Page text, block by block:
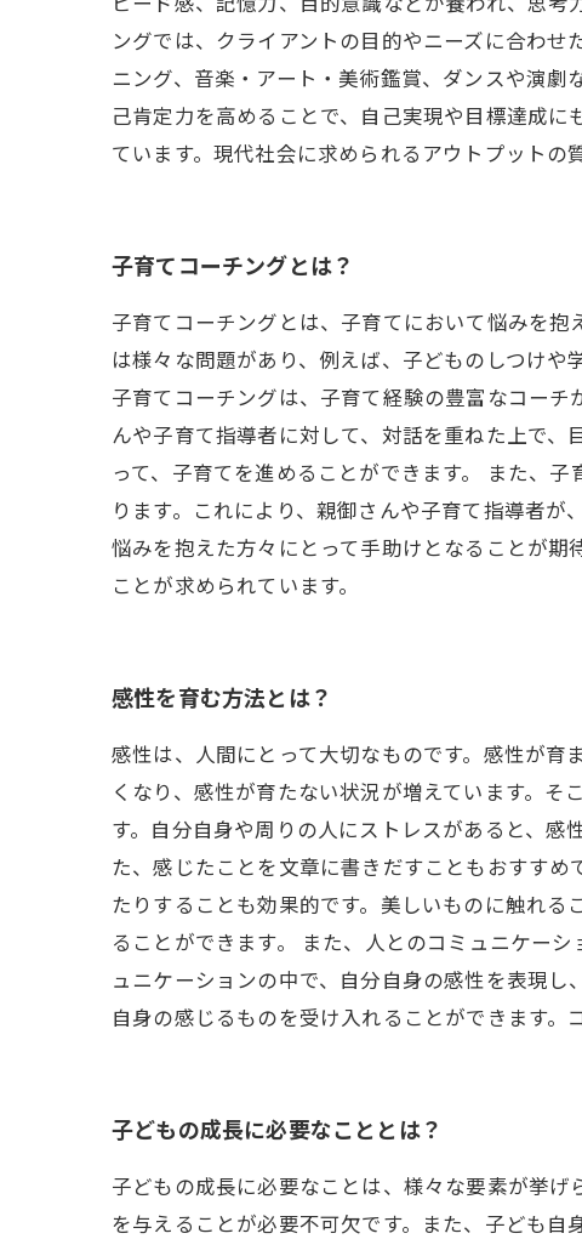
ングでは、クライアントの目的やニーズに合わ
ニング、音楽・アート・美術鑑賞、ダンスや演劇
己肯定力を高めることで、自己実現や目標達成
ています。現代社会に求められるアウトプットの
子育てコーチングとは？
子育てコーチングとは、子育てにおいて悩みを
は様々な問題があり、例えば、子どものしつけや
子育てコーチングは、子育て経験の豊富なコー
んや子育て指導者に対して、対話を重ねた上で
って、子育てを進めることができます。 また、
ります。これにより、親御さんや子育て指導者が
悩みを抱えた方々にとって手助けとなることが
ことが求められています。
感性を育む方法とは？
感性は、人間にとって大切なものです。感性が
くなり、感性が育たない状況が増えています。
す。自分自身や周りの人にストレスがあると、
た、感じたことを文章に書きだすこともおすす
たりすることも効果的です。美しいものに触れ
ることができます。 また、人とのコミュニケー
ュニケーションの中で、自分自身の感性を表現
自身の感じるものを受け入れることができます。
子どもの成長に必要なこととは？
子どもの成長に必要なことは、様々な要素が挙
を与えることが必要不可欠です。また、子ども